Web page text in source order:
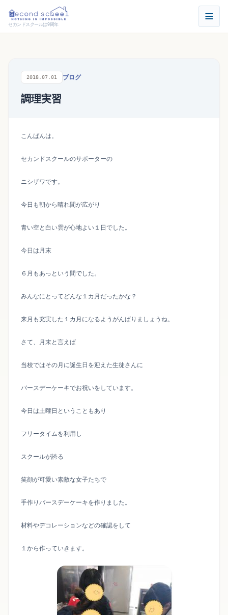
セカンドスクールは9周年
2018.07.01 ブログ
調理実習
こんばんは。
セカンドスクールのサポーターの
ニシザワです。
今日も朝から晴れ間が広がり
青い空と白い雲が心地よい１日でした。
今日は月末
６月もあっという間でした。
みんなにとってどんな１カ月だったかな？
来月も充実した１カ月になるようがんばりましょうね。
さて、月末と言えば
当校ではその月に誕生日を迎えた生徒さんに
バースデーケーキでお祝いをしています。
今日は土曜日ということもあり
フリータイムを利用し
スクールが誇る
笑顔が可愛い素敵な女子たちで
手作りバースデーケーキを作りました。
材料やデコレーションなどの確認をして
１から作っていきます。